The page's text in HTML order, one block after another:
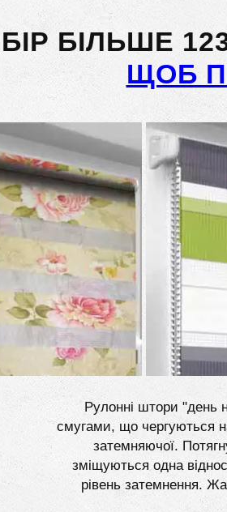
БІЛЬШЕ
ЩОБ
Рулонні штори "день
смугами, що чергуються
затемняючої.
зміщуються одна
рівень затемнення.